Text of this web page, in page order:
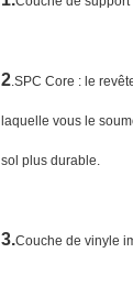
2.SPC Core : le
laquelle vous le
sol plus durable.
3.Couche de vinyle